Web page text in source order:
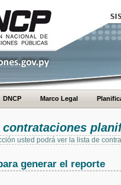
DNCP Marco Legal
contrataciones
usted podrá ver la lista de
generar el reporte